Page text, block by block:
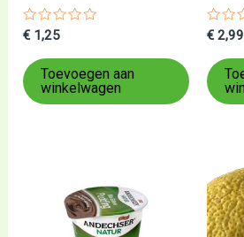
Gewaardeerd
uit
5
€ 1,25
Toevoegen aan
winkelwagen
uit
5
€ 2,99